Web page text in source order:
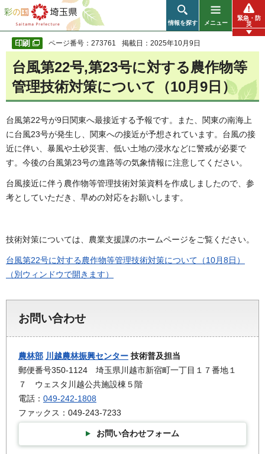
彩の国 埼玉県
情報を探す メニュー
緊急・防
災
ページ番号：273761 掲載日：2025年10月9日
台風第22号,第23号に対する農作物等
管理技術対策について（10月9日）
台風第22号が9日関東へ最接近する予報です。また、関東の南海上
に台風23号が発生し、関東への接近が予想されています。台風の接
近に伴い、暴風や土砂災害、低い土地の浸水などに警戒が必要で
す。今後の台風第23号の進路等の気象情報に注意してください。
台風接近に伴う農作物等管理技術対策資料を作成しましたので、参
考としていただき、早めの対応をお願いします。
技術対策については、農業支援課のホームページをご覧ください。
台風第22号に対する農作物等管理技術対策について（10月8日）
（別ウィンドウで開きます）
お問い合わせ
農林部 川越農林振興センター 技術普及担当
郵便番号350-1124 埼玉県川越市新宿町一丁目１７番地１
７ ウェスタ川越公共施設棟５階
電話： 049-242-1808
ファックス：049-243-7233
お問い合わせフォーム